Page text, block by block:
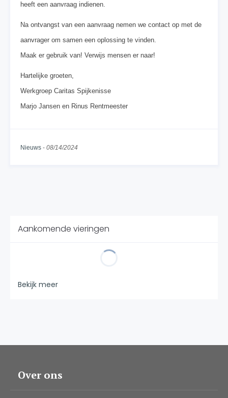
heeft een aanvraag indienen.
Na ontvangst van een aanvraag nemen we contact op met de
aanvrager om samen een oplossing te vinden.
Maak er gebruik van! Verwijs mensen er naar!
Hartelijke groeten,
Werkgroep Caritas Spijkenisse
Marjo Jansen en Rinus Rentmeester
Nieuws - 08/14/2024
Aankomende vieringen
Bekijk meer
Over ons